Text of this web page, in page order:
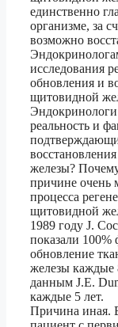
единственно
организме, за
возможно
исследования
обновления и
щитовидной
реальность и
железы?
причине очень
процесса
щитовидной
1989 году J.
показали 100%
обновление
железы каждые
данным J.E.
каждые 5 лет.
Причина иная.